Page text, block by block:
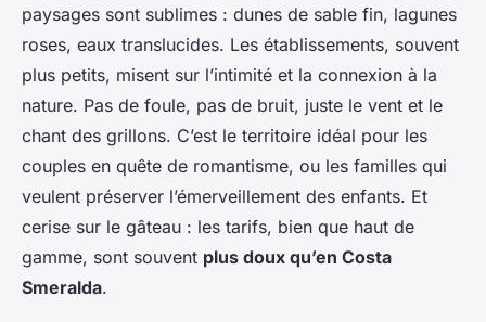
paysages sont sublimes : dunes de sable fin, lagunes
roses, eaux translucides. Les établissements, souvent
plus petits, misent sur l’intimité et la connexion à la
nature. Pas de foule, pas de bruit, juste le vent et le
chant des grillons. C’est le territoire idéal pour les
couples en quête de romantisme, ou les familles qui
veulent préserver l’émerveillement des enfants. Et
cerise sur le gâteau : les tarifs, bien que haut de
gamme, sont souvent plus doux qu’en Costa
Smeralda.